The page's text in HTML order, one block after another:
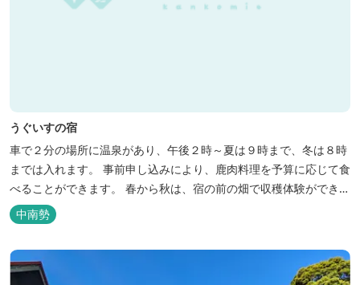
うぐいすの宿
車で２分の場所に温泉があり、午後２時～夏は９時まで、冬は８時
までは入れます。 事前申し込みにより、鹿肉料理を予算に応じて食
べることができます。 春から秋は、宿の前の畑で収穫体験ができ、
その野菜で夕食もできます。
中南勢